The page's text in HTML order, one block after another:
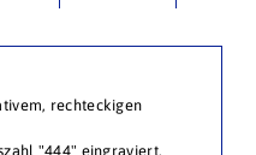
rechteckigen
"444" eingraviert,